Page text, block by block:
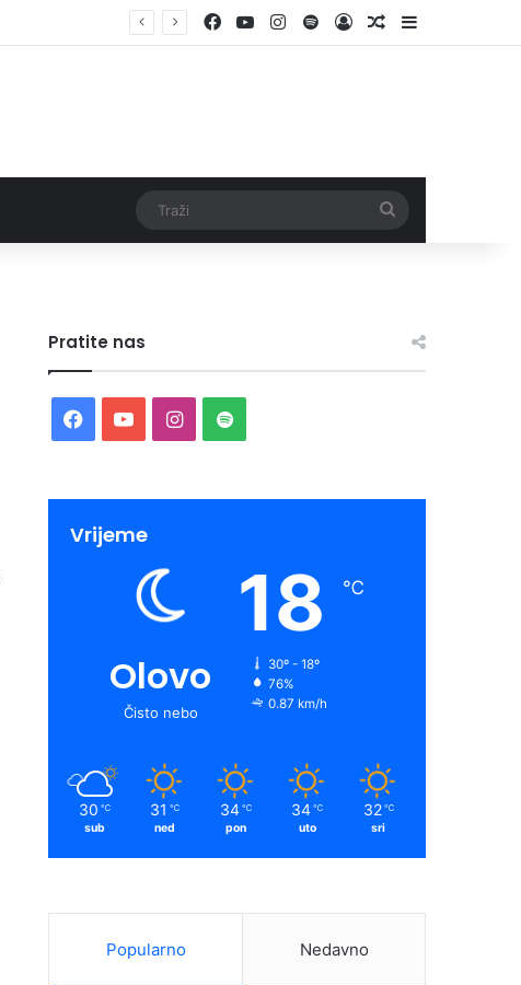
Facebook
YouTubeInstagram
SpotifyLog InRandom Article
Sidebar
Pratite nas
Facebook
YouTubeInstagram
Spotify
Vrijeme
Olovo
Čisto nebo
18 ℃
30º - 18º
76%
0.87 km/h
30 ℃
sub
31 ℃
ned
34 ℃
pon
34 ℃
uto
32 ℃
sri
Popularno Nedavno